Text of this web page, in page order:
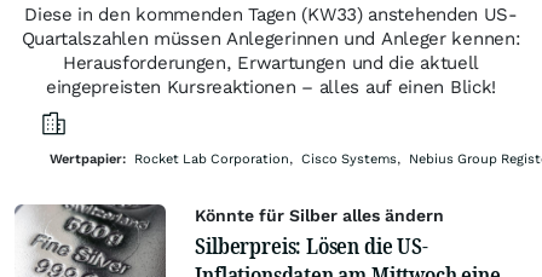
Diese in den kommenden Tagen (KW33) anstehenden US-
Quartalszahlen müssen Anlegerinnen und Anleger kennen:
Herausforderungen, Erwartungen und die aktuell
eingepreisten Kursreaktionen – alles auf einen Blick!
Wertpapier: Rocket Lab Corporation, Cisco Systems, Nebius Group
Könnte für Silber alles ändern
Silberpreis: Lösen die US-